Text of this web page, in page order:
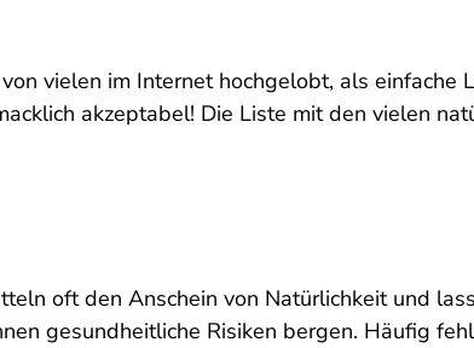
vielen im Internet hochgelobt, als
akzeptabel! Die Liste mit den vielen
oft den Anschein von Natürlichkeit und
gesundheitliche Risiken bergen. Häufig